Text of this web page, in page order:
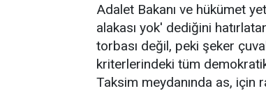
Adalet Bakanı ve hükümet
alakası yok' dediğini
torbası değil, peki şeker
kriterlerindeki tüm
Taksim meydanında as, için